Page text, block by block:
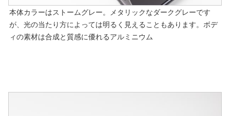
本体カラーはストームグレー。メタリックなダークグレーです
が、光の当たり方によっては明るく見えることもあります。ボデ
ィの素材は合成と質感に優れるアルミニウム